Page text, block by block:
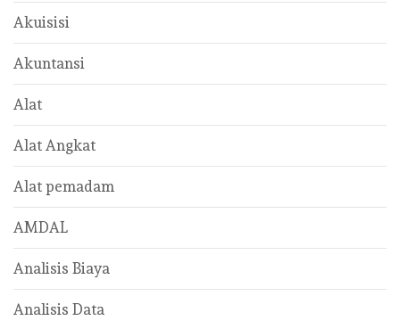
Akuisisi
Akuntansi
Alat
Alat Angkat
Alat pemadam
AMDAL
Analisis Biaya
Analisis Data